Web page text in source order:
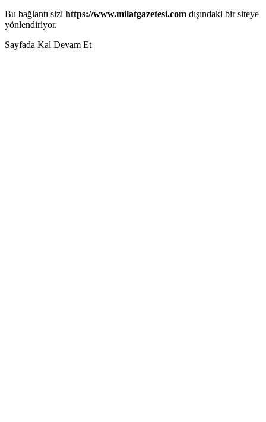
Bu bağlantı sizi https://www.milatgazetesi.com dışındaki bir siteye
yönlendiriyor.
Sayfada Kal Devam Et